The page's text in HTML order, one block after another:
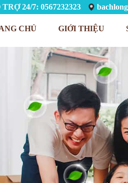
TRỢ 24/7: 0567232323
CHỦ GIỚI THIỆU